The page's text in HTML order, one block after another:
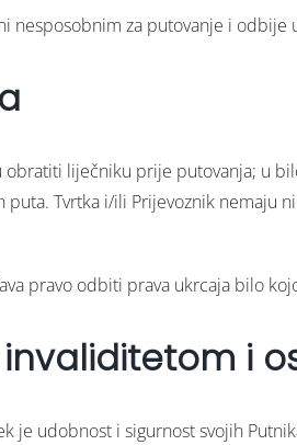
nesposobnim za putovanje i odbije
obratiti liječniku prije putovanja; u
Tvrtka i/ili Prijevoznik nemaju
pravo odbiti prava ukrcaja bilo
invaliditetom i
je udobnost i sigurnost svojih